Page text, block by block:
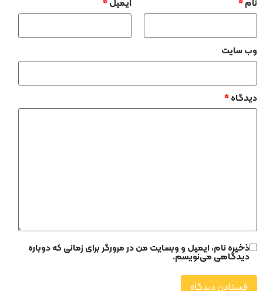
دیدگاه*
وب‌ سایت
ذخیره نام، ایمیل و وبسایت من در مرورگر برای زمانی که دوباره
دیدگاهی می‌نویسم.